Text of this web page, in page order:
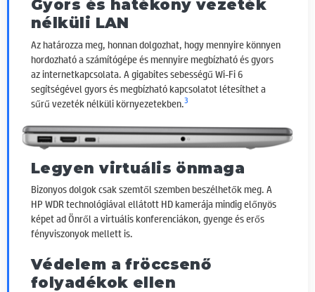
Gyors és hatékony vezeték
nélküli LAN
Az határozza meg, honnan dolgozhat, hogy mennyire könnyen
hordozható a számítógépe és mennyire megbízható és gyors
az internetkapcsolata. A gigabites sebességű Wi-Fi 6
segítségével gyors és megbízható kapcsolatot létesíthet a
sűrű vezeték nélküli környezetekben.3
Legyen virtuális önmaga
Bizonyos dolgok csak szemtől szemben beszélhetők meg. A
HP WDR technológiával ellátott HD kamerája mindig előnyös
képet ad Önről a virtuális konferenciákon, gyenge és erős
fényviszonyok mellett is.
Védelem a fröccsenő
folyadékok ellen